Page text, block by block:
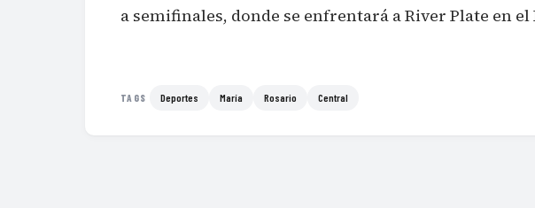
a semifinales, donde se enfrentará a River Plate en
TAGS Deportes María Rosario Central